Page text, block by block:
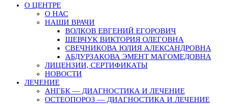
О ЦЕНТРЕ
О НАС
НАШИ ВРАЧИ
ВОЛКОВ ЕВГЕНИЙ ЕГОРОВИЧ
ШЕВЧУК ВИКТОРИЯ ОЛЕГОВНА
СВЕЧНИКОВА ЮЛИЯ АЛЕКСАНДРОВНА
АБДУРЗАКОВА ЭМЕНТ МАГОМЕДОВНА
ЛИЦЕНЗИИ, СЕРТИФИКАТЫ
НОВОСТИ
ЛЕЧЕНИЕ
АНГБК — ДИАГНОСТИКА И ЛЕЧЕНИЕ
ОСТЕОПОРОЗ — ДИАГНОСТИКА И ЛЕЧЕНИЕ